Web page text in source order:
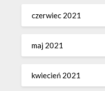
czerwiec 2021
maj 2021
kwiecień 2021